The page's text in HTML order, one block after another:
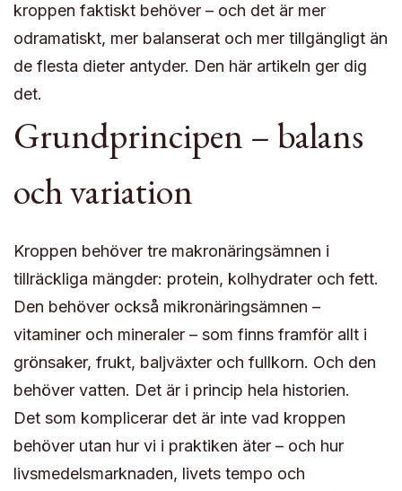
kroppen faktiskt behöver – och det är mer
odramatiskt, mer balanserat och mer tillgängligt än
de flesta dieter antyder. Den här artikeln ger dig
det.
Grundprincipen – balans
och variation
Kroppen behöver tre makronäringsämnen i
tillräckliga mängder: protein, kolhydrater och fett.
Den behöver också mikronäringsämnen –
vitaminer och mineraler – som finns framför allt i
grönsaker, frukt, baljväxter och fullkorn. Och den
behöver vatten. Det är i princip hela historien.
Det som komplicerar det är inte vad kroppen
behöver utan hur vi i praktiken äter – och hur
livsmedelsmarknaden, livets tempo och